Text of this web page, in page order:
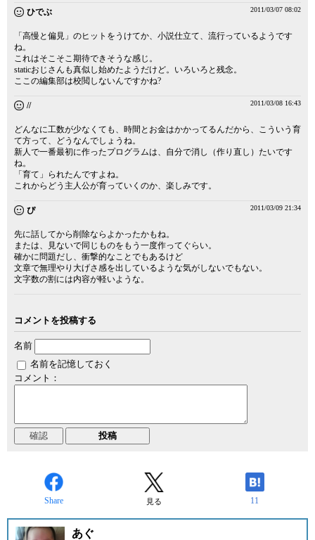
ひでぶ 2011/03/07 08:02
「高慢と偏見」のヒットをうけてか、小説仕立て、流行っているようです
ね。
これはそこそこ期待できそうな感じ。
staticおじさんも真似し始めたようだけど。いろいろと残念。
ここの編集部は校閲しないんですかね?
// 2011/03/08 16:43
どんなに工数が少なくても、時間とお金はかかってるんだから、こういう育
て方って、どうなんでしょうね。
新人で一番最初に作ったプログラムは、自分で消し（作り直し）たいです
ね。
「育て」られたんですよね。
これからどう主人公が育っていくのか、楽しみです。
ぴ 2011/03/09 21:34
先に話してから削除ならよかったかもね。
または、見ないで同じものをもう一度作ってぐらい。
確かに問題だし、衝撃的なことでもあるけど
文章で無理やり大げさ感を出しているような気がしないでもない。
文字数の割には内容が軽いような。
コメントを投稿する
名前
名前を記憶しておく
コメント：
Share 見る 11
あぐ